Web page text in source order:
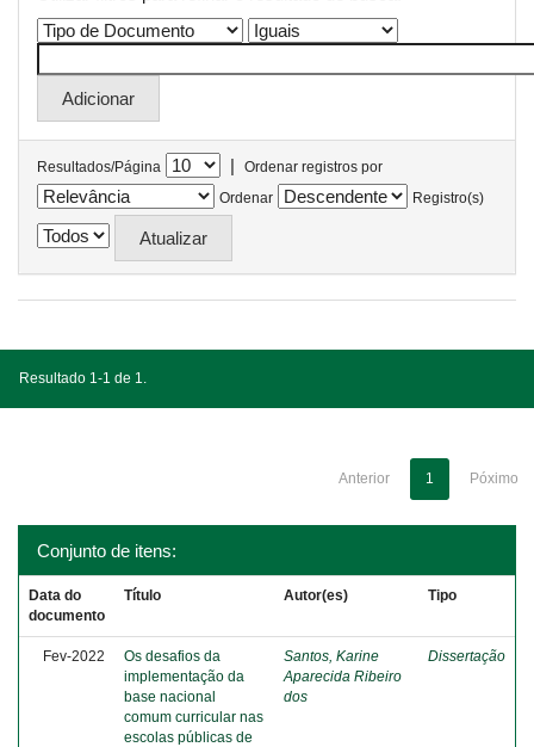
Resultados/Página |
Ordenar registros por
Ordenar
Registro(s)
Resultado 1-1 de 1.
Anterior 1 Póximo
Conjunto de itens:
Data do
documento
Título Autor(es) Tipo
Fev-2022
Os desafios da
implementação da
base nacional
comum curricular nas
escolas públicas de
Santos, Karine
Aparecida Ribeiro
dos
Dissertação